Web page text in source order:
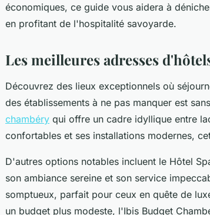
économiques, ce guide vous aidera à
en profitant de l'hospitalité savoyarde.
Les meilleures adresses
Découvrez des lieux exceptionnels où
des établissements à ne pas manquer est
chambéry qui offre un cadre idyllique entre
confortables et ses installations modernes,
D'autres options notables incluent le Hôtel
son ambiance sereine et son service
somptueux, parfait pour ceux en quête de
un budget plus modeste, l'Ibis Budget